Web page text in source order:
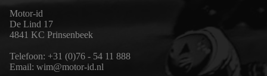
Motor-id
De Lind 17
4841 KC Prinsenbeek
Telefoon: +31 (0)76 - 54 11 888
Email: wim@motor-id.nl